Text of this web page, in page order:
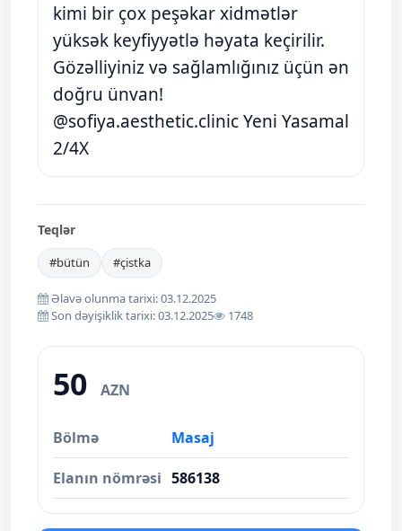
kimi bir çox peşəkar xidmətlər
yüksək keyfiyyətlə həyata keçirilir.
Gözəlliyiniz və sağlamlığınız üçün ən
doğru ünvan!
@sofiya.aesthetic.clinic Yeni Yasamal
2/4X
Teqlər
#bütün #çistka
Əlavə olunma tarixi: 03.12.2025
Son dəyişiklik tarixi: 03.12.2025
1748
50 AZN
Bölmə Masaj
Elanın nömrəsi 586138